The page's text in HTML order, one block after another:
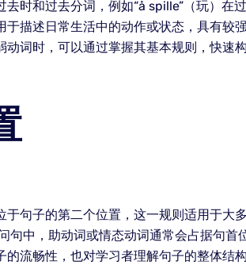
时和过去分词，例如“å spille”（玩）在过
描述日常生活中的动作或状态，具有较
词时，可以通过掌握其基本规则，快速
句子的第二个位置，这一规则适用于大
中，助动词或情态动词通常会占据句首
流畅性，也对学习者理解句子的整体结构